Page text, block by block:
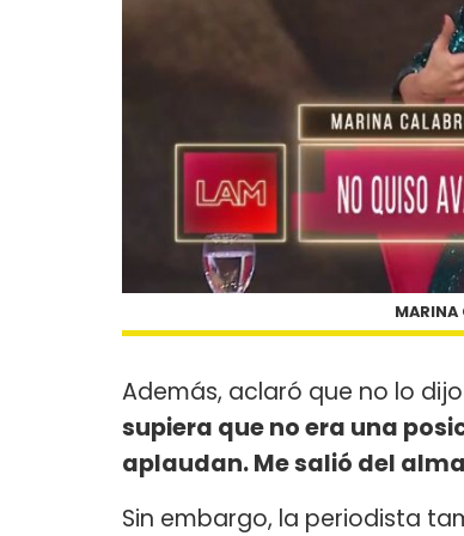
MARINA
Además, aclaró que no lo
supiera que no era una
aplaudan. Me salió del
Sin embargo, la periodista